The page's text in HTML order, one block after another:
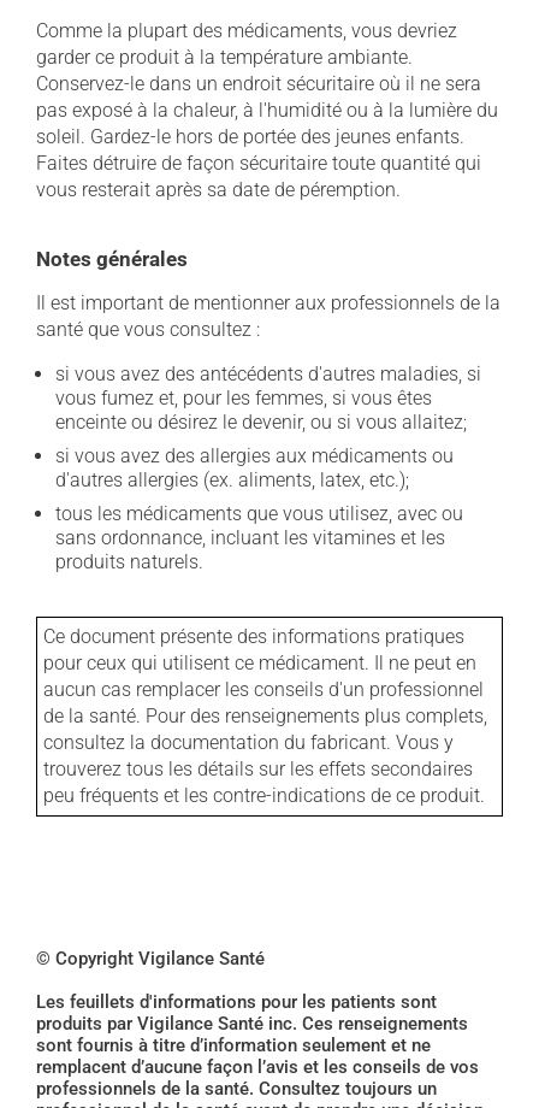
Comme la plupart des médicaments, vous devriez
garder ce produit à la température ambiante.
Conservez-le dans un endroit sécuritaire où il ne sera
pas exposé à la chaleur, à l'humidité ou à la lumière du
soleil. Gardez-le hors de portée des jeunes enfants.
Faites détruire de façon sécuritaire toute quantité qui
vous resterait après sa date de péremption.
Notes générales
Il est important de mentionner aux professionnels de la
santé que vous consultez :
si vous avez des antécédents d'autres maladies, si
vous fumez et, pour les femmes, si vous êtes
enceinte ou désirez le devenir, ou si vous allaitez;
si vous avez des allergies aux médicaments ou
d'autres allergies (ex. aliments, latex, etc.);
tous les médicaments que vous utilisez, avec ou
sans ordonnance, incluant les vitamines et les
produits naturels.
Ce document présente des informations pratiques
pour ceux qui utilisent ce médicament. Il ne peut en
aucun cas remplacer les conseils d'un professionnel
de la santé. Pour des renseignements plus complets,
consultez la documentation du fabricant. Vous y
trouverez tous les détails sur les effets secondaires
peu fréquents et les contre-indications de ce produit.
© Copyright Vigilance Santé
Les feuillets d'informations pour les patients sont
produits par Vigilance Santé inc. Ces renseignements
sont fournis à titre d’information seulement et ne
remplacent d’aucune façon l’avis et les conseils de vos
professionnels de la santé. Consultez toujours un